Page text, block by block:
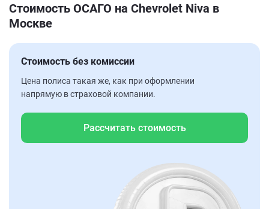
Стоимость ОСАГО на Chevrolet Niva в
Москве
Стоимость без комиссии
Цена полиса такая же, как при оформлении
напрямую в страховой компании.
Рассчитать стоимость